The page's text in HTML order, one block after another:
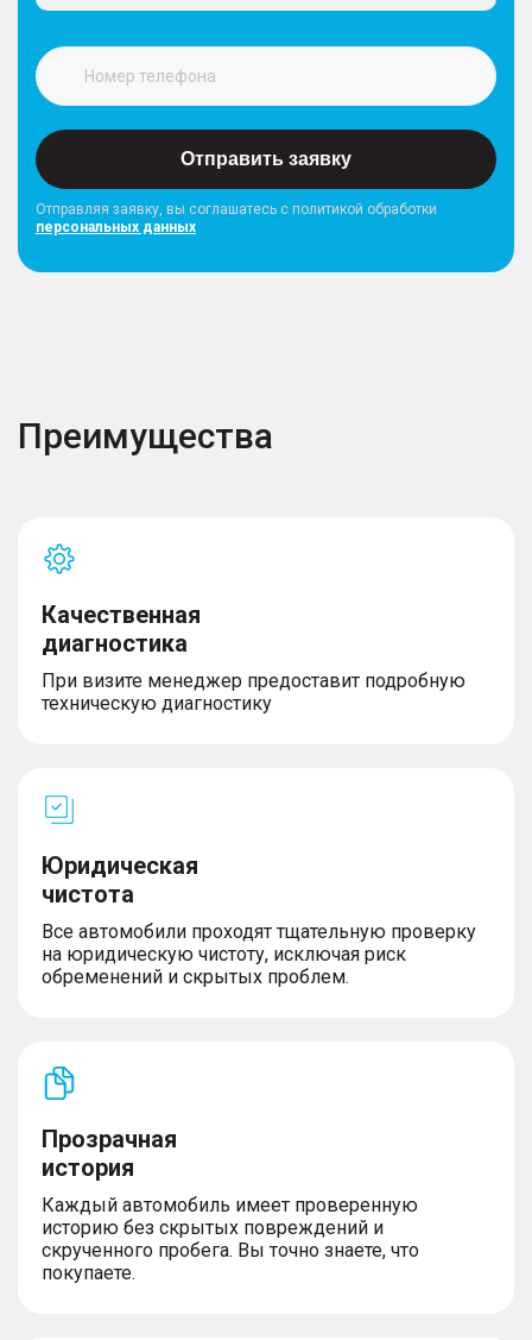
Отправить заявку
Отправляя заявку, вы соглашатесь с политикой обработки
персональных данных
Преимущества
Качественная
диагностика
При визите менеджер предоставит подробную
техническую диагностику
Юридическая
чистота
Все автомобили проходят тщательную проверку
на юридическую чистоту, исключая риск
обременений и скрытых проблем.
Прозрачная
история
Каждый автомобиль имеет проверенную
историю без скрытых повреждений и
скрученного пробега. Вы точно знаете, что
покупаете.